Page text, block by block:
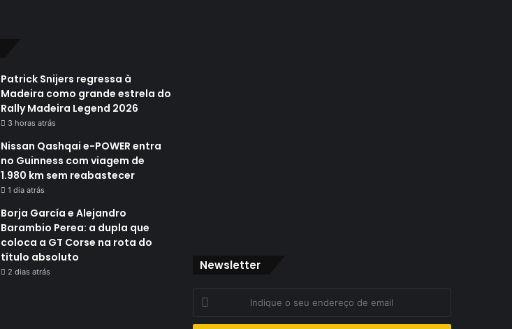
Patrick Snijers regressa à
Madeira como grande estrela do
Rally Madeira Legend 2026
3 horas atrás
Nissan Qashqai e-POWER entra
no Guinness com viagem de
1.980 km sem reabastecer
1 dia atrás
Borja García e Alejandro
Barambio Perea: a dupla que
coloca a GT Corse na rota do
título absoluto
2 dias atrás Newsletter
Indique
seu